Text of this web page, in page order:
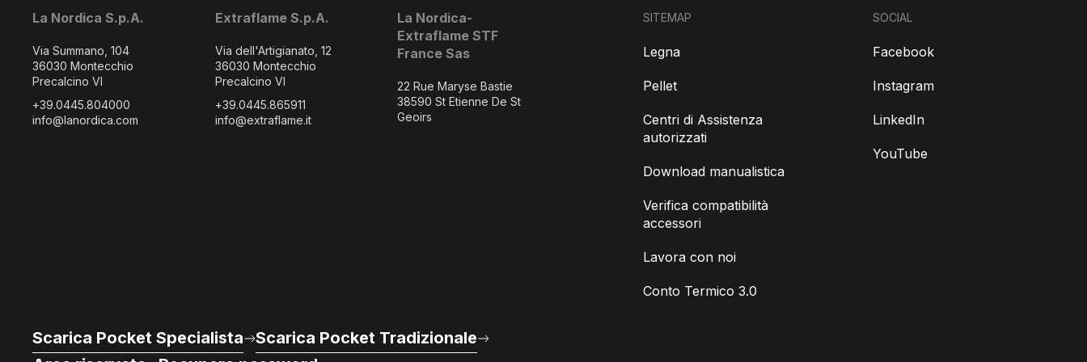
La Nordica S.p.A.
Via Summano, 104
36030 Montecchio
Precalcino VI
+39.0445.804000
info@lanordica.com
Extraflame S.p.A.
Via dell'Artigianato, 12
36030 Montecchio
Precalcino VI
+39.0445.865911
info@extraflame.it
La Nordica-
Extraflame STF
France Sas
22 Rue Maryse Bastie
38590 St Etienne De St
Geoirs
Scarica Pocket Specialista
Scarica Pocket Tradizionale
SITEMAP
Legna
Pellet
Centri di Assistenza
autorizzati
Download manualistica
Verifica compatibilità
accessori
Lavora con noi
Conto Termico 3.0
SOCIAL
Facebook
Instagram
LinkedIn
YouTube